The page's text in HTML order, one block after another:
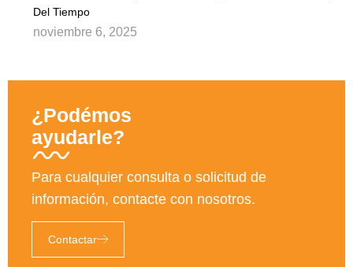
Del Tiempo
noviembre 6, 2025
¿Podémos
ayudarle?
Para cualquier consulta o solicitud de
información, contacte con nosotros.
Contactar